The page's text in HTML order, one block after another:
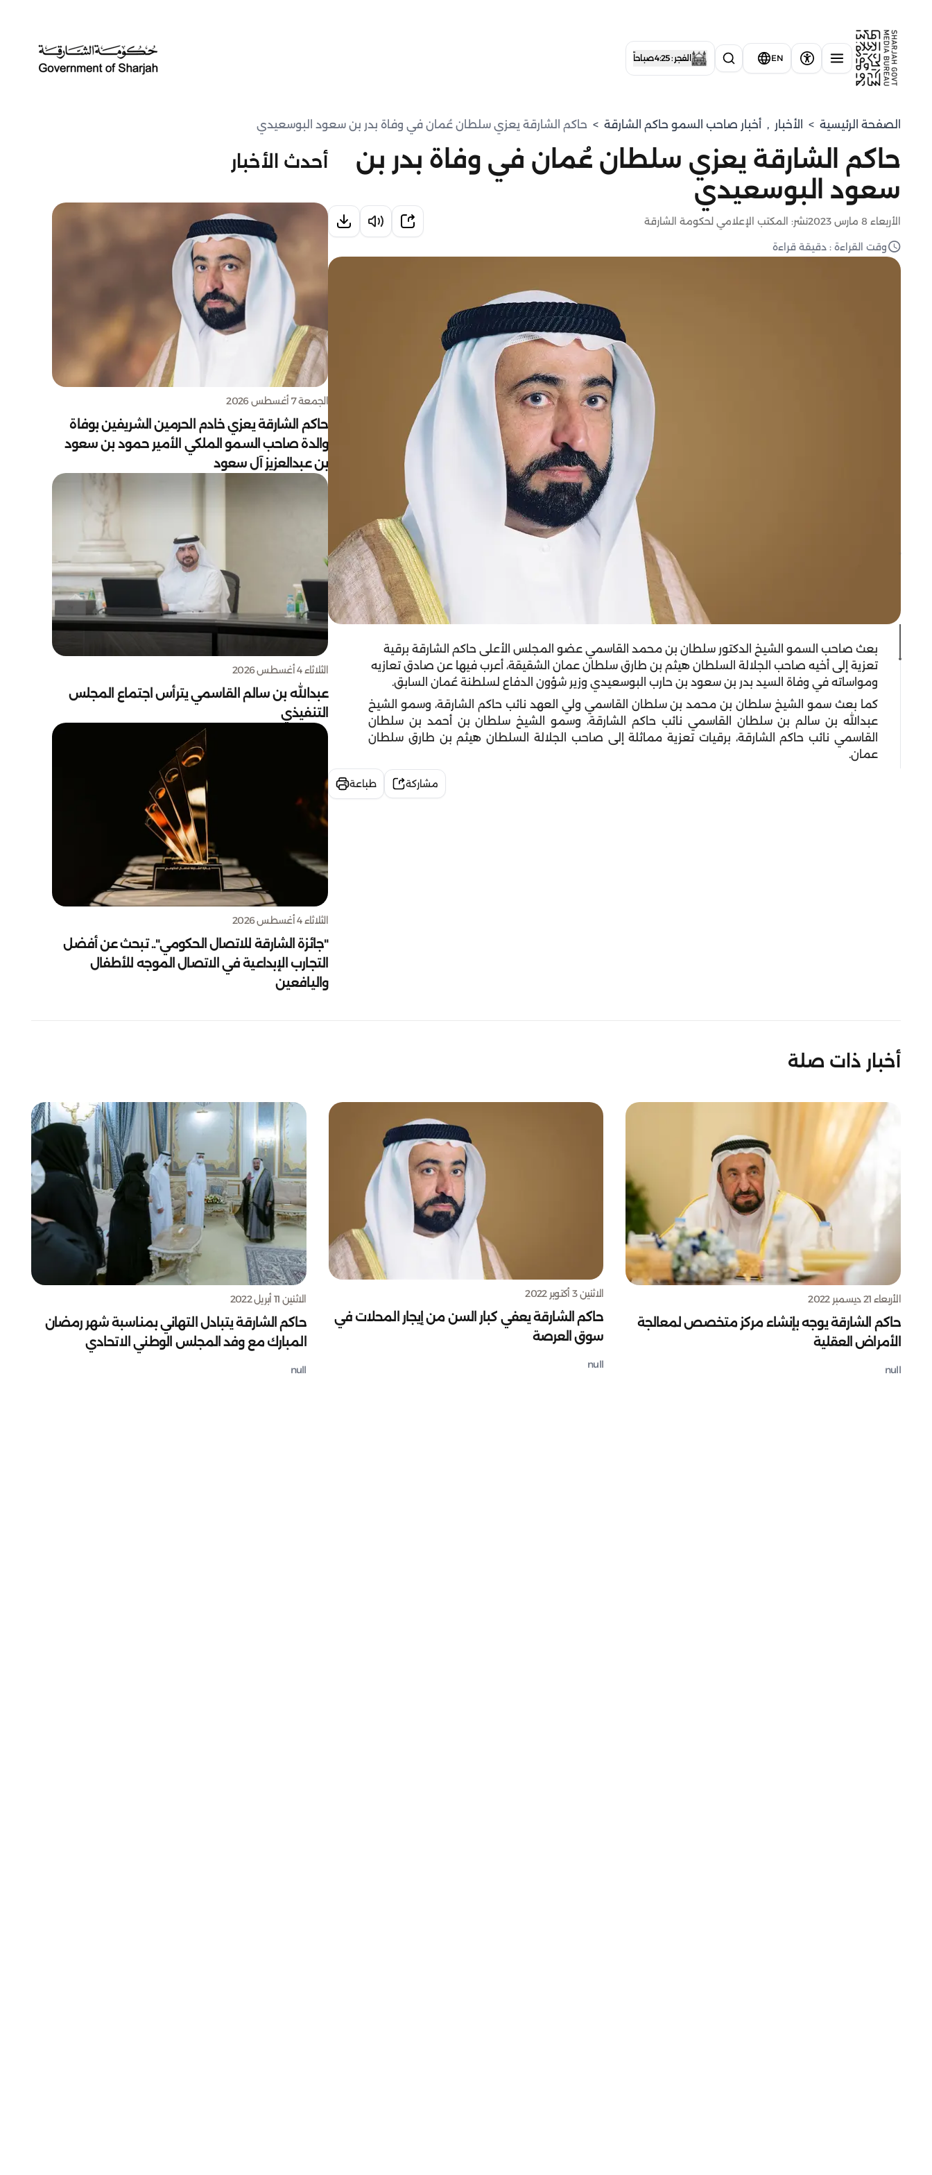
EN الفجر : 4:25 صباحاً
الصفحة الرئيسية > الأخبار , أخبار صاحب السمو حاكم الشارقة > حاكم الشارقة يعزي سلطان عُمان في وفاة بدر بن سعود البوسعيدي
حاكم الشارقة يعزي سلطان عُمان في وفاة بدر بن
سعود البوسعيدي
الأربعاء 8 مارس 2023 نشر: المكتب الإعلامي لحكومة الشارقة
وقت القراءة : دقيقة قراءة
بعث صاحب السمو الشيخ الدكتور سلطان بن محمد القاسمي عضو المجلس الأعلى حاكم الشارقة برقية
تعزية إلى أخيه صاحب الجلالة السلطان هيثم بن طارق سلطان عمان الشقيقة، أعرب فيها عن صادق تعازيه
ومواساته في وفاة السيد بدر بن سعود بن حارب البوسعيدي وزير شؤون الدفاع لسلطنة عُمان السابق.
كما بعث سمو الشيخ سلطان بن محمد بن سلطان القاسمي ولي العهد نائب حاكم الشارقة، وسمو الشيخ
عبدالله بن سالم بن سلطان القاسمي نائب حاكم الشارقة، وسمو الشيخ سلطان بن أحمد بن سلطان
القاسمي نائب حاكم الشارقة، برقيات تعزية مماثلة إلى صاحب الجلالة السلطان هيثم بن طارق سلطان
عمان.
مشاركة طباعة
أحدث الأخبار
الجمعة 7 أغسطس 2026
حاكم الشارقة يعزي خادم الحرمين الشريفين بوفاة
والدة صاحب السمو الملكي الأمير حمود بن سعود
بن عبدالعزيز آل سعود
الثلاثاء 4 أغسطس 2026
عبدالله بن سالم القاسمي يترأس اجتماع المجلس
التنفيذي
الثلاثاء 4 أغسطس 2026
"جائزة الشارقة للاتصال الحكومي".. تبحث عن أفضل
التجارب الإبداعية في الاتصال الموجه للأطفال
واليافعين
أخبار ذات صلة
الأربعاء 21 ديسمبر 2022
حاكم الشارقة يوجه بإنشاء مركز متخصص لمعالجة
الأمراض العقلية
null
الاثنين 3 أكتوبر 2022
حاكم الشارقة يعفي كبار السن من إيجار المحلات في
سوق العرصة
null
الاثنين 11 أبريل 2022
حاكم الشارقة يتبادل التهاني بمناسبة شهر رمضان
المبارك مع وفد المجلس الوطني الاتحادي
null